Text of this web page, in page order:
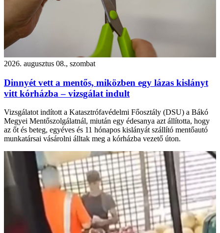
2026. augusztus 08., szombat
Dinnyét vett a mentős, miközben egy lázas kislányt
vitt kórházba – vizsgálat indult
Vizsgálatot indított a Katasztrófavédelmi Főosztály (DSU) a Bákó
Megyei Mentőszolgálatnál, miután egy édesanya azt állította, hogy
az őt és beteg, egyéves és 11 hónapos kislányát szállító mentőautó
munkatársai vásárolni álltak meg a kórházba vezető úton.